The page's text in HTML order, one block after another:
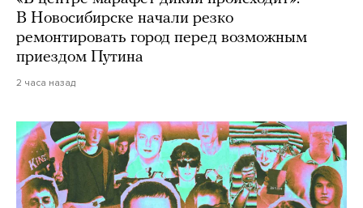
В Новосибирске начали резко
ремонтировать город перед возможным
приездом Путина
2 часа назад